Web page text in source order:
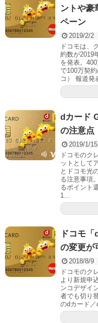
ントや豪
ペーン
2019/2/2
ドコモは、
約数が2019
を発表。
で100万契
コ） 報道発
dカード
の注意点
2019/1/15
ドコモのク
ットとして
とドコモ光
る注意事項
るポイント
1...
ドコモ
の変更が
2018/8/9
ドコモのク
より新規申
ンコデザイ
者でも切り
のdカード／